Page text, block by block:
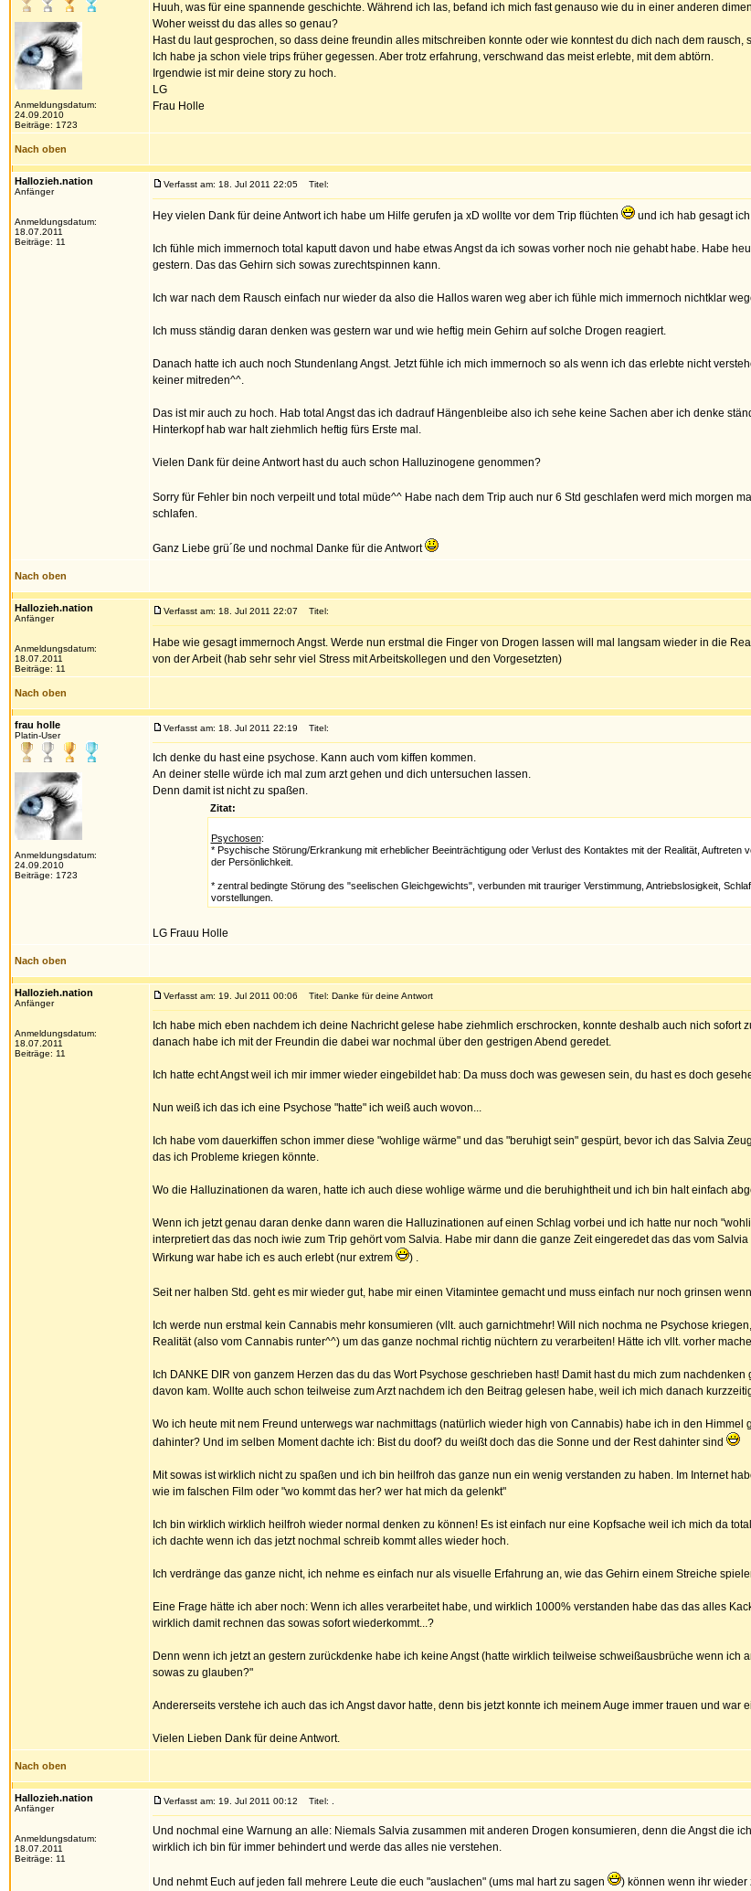
Anmeldungsdatum:
24.09.2010
Beiträge: 1723
Huuh, was für eine spannende geschichte. Während ich las, befand ich mich fast genauso wie du in einer anderen
Woher weisst du das alles so genau?
Hast du laut gesprochen, so dass deine freundin alles mitschreiben konnte oder wie konntest du dich nach dem
Ich habe ja schon viele trips früher gegessen. Aber trotz erfahrung, verschwand das meist erlebte, mit dem abtörn.
Irgendwie ist mir deine story zu hoch.
LG
Frau Holle
Nach oben
Hallozieh.nation
Anfänger
Anmeldungsdatum:
18.07.2011
Beiträge: 11
Verfasst am: 18. Jul 2011 22:05 Titel:
Hey vielen Dank für deine Antwort ich habe um Hilfe gerufen ja xD wollte vor dem Trip flüchten und ich hab gesagt
Ich fühle mich immernoch total kaputt davon und habe etwas Angst da ich sowas vorher noch nie gehabt habe. Habe
gestern. Das das Gehirn sich sowas zurechtspinnen kann.
Ich war nach dem Rausch einfach nur wieder da also die Hallos waren weg aber ich fühle mich immernoch nichtklar
Ich muss ständig daran denken was gestern war und wie heftig mein Gehirn auf solche Drogen reagiert.
Danach hatte ich auch noch Stundenlang Angst. Jetzt fühle ich mich immernoch so als wenn ich das erlebte nicht
keiner mitreden^^.
Das ist mir auch zu hoch. Hab total Angst das ich dadrauf Hängenbleibe also ich sehe keine Sachen aber ich denke
Hinterkopf hab war halt ziehmlich heftig fürs Erste mal.
Vielen Dank für deine Antwort hast du auch schon Halluzinogene genommen?
Sorry für Fehler bin noch verpeilt und total müde^^ Habe nach dem Trip auch nur 6 Std geschlafen werd mich morgen
schlafen.
Ganz Liebe grü´ße und nochmal Danke für die Antwort
Nach oben
Hallozieh.nation
Anfänger
Anmeldungsdatum:
18.07.2011
Beiträge: 11
Verfasst am: 18. Jul 2011 22:07 Titel:
Habe wie gesagt immernoch Angst. Werde nun erstmal die Finger von Drogen lassen will mal langsam wieder in die
von der Arbeit (hab sehr sehr viel Stress mit Arbeitskollegen und den Vorgesetzten)
Nach oben
frau holle
Platin-User
Anmeldungsdatum:
24.09.2010
Beiträge: 1723
Verfasst am: 18. Jul 2011 22:19 Titel:
Ich denke du hast eine psychose. Kann auch vom kiffen kommen.
An deiner stelle würde ich mal zum arzt gehen und dich untersuchen lassen.
Denn damit ist nicht zu spaßen.
Zitat:
Psychosen:
* Psychische Störung/Erkrankung mit erheblicher Beeinträchtigung oder Verlust des Kontaktes mit der Realität,
der Persönlichkeit.
* zentral bedingte Störung des "seelischen Gleichgewichts", verbunden mit trauriger Verstimmung, Antriebslosigkeit,
vorstellungen.
LG Frauu Holle
Nach oben
Hallozieh.nation
Anfänger
Anmeldungsdatum:
18.07.2011
Beiträge: 11
Verfasst am: 19. Jul 2011 00:06 Titel: Danke für deine Antwort
Ich habe mich eben nachdem ich deine Nachricht gelese habe ziehmlich erschrocken, konnte deshalb auch nich
danach habe ich mit der Freundin die dabei war nochmal über den gestrigen Abend geredet.
Ich hatte echt Angst weil ich mir immer wieder eingebildet hab: Da muss doch was gewesen sein, du hast es doch
Nun weiß ich das ich eine Psychose "hatte" ich weiß auch wovon...
Ich habe vom dauerkiffen schon immer diese "wohlige wärme" und das "beruhigt sein" gespürt, bevor ich das Salvia
das ich Probleme kriegen könnte.
Wo die Halluzinationen da waren, hatte ich auch diese wohlige wärme und die beruhightheit und ich bin halt einfach
Wenn ich jetzt genau daran denke dann waren die Halluzinationen auf einen Schlag vorbei und ich hatte nur noch
interpretiert das das noch iwie zum Trip gehört vom Salvia. Habe mir dann die ganze Zeit eingeredet das das vom
Wirkung war habe ich es auch erlebt (nur extrem
) .
Seit ner halben Std. geht es mir wieder gut, habe mir einen Vitamintee gemacht und muss einfach nur noch grinsen
Ich werde nun erstmal kein Cannabis mehr konsumieren (vllt. auch garnichtmehr! Will nich nochma ne Psychose
Realität (also vom Cannabis runter^^) um das ganze nochmal richtig nüchtern zu verarbeiten! Hätte ich vllt. vorher
Ich DANKE DIR von ganzem Herzen das du das Wort Psychose geschrieben hast! Damit hast du mich zum
davon kam. Wollte auch schon teilweise zum Arzt nachdem ich den Beitrag gelesen habe, weil ich mich danach
Wo ich heute mit nem Freund unterwegs war nachmittags (natürlich wieder high von Cannabis) habe ich in den
dahinter? Und im selben Moment dachte ich: Bist du doof? du weißt doch das die Sonne und der Rest dahinter sind
Mit sowas ist wirklich nicht zu spaßen und ich bin heilfroh das ganze nun ein wenig verstanden zu haben. Im Internet
wie im falschen Film oder "wo kommt das her? wer hat mich da gelenkt"
Ich bin wirklich wirklich heilfroh wieder normal denken zu können! Es ist einfach nur eine Kopfsache weil ich mich da
ich dachte wenn ich das jetzt nochmal schreib kommt alles wieder hoch.
Ich verdränge das ganze nicht, ich nehme es einfach nur als visuelle Erfahrung an, wie das Gehirn einem Streiche
Eine Frage hätte ich aber noch: Wenn ich alles verarbeitet habe, und wirklich 1000% verstanden habe das das alles
wirklich damit rechnen das sowas sofort wiederkommt...?
Denn wenn ich jetzt an gestern zurückdenke habe ich keine Angst (hatte wirklich teilweise schweißausbrüche wenn
sowas zu glauben?"
Andererseits verstehe ich auch das ich Angst davor hatte, denn bis jetzt konnte ich meinem Auge immer trauen und war
Vielen Lieben Dank für deine Antwort.
Nach oben
Hallozieh.nation
Anfänger
Anmeldungsdatum:
18.07.2011
Beiträge: 11
Verfasst am: 19. Jul 2011 00:12 Titel: .
Und nochmal eine Warnung an alle: Niemals Salvia zusammen mit anderen Drogen konsumieren, denn die Angst die
wirklich ich bin für immer behindert und werde das alles nie verstehen.
Und nehmt Euch auf jeden fall mehrere Leute die euch "auslachen" (ums mal hart zu sagen ) können wenn ihr wieder